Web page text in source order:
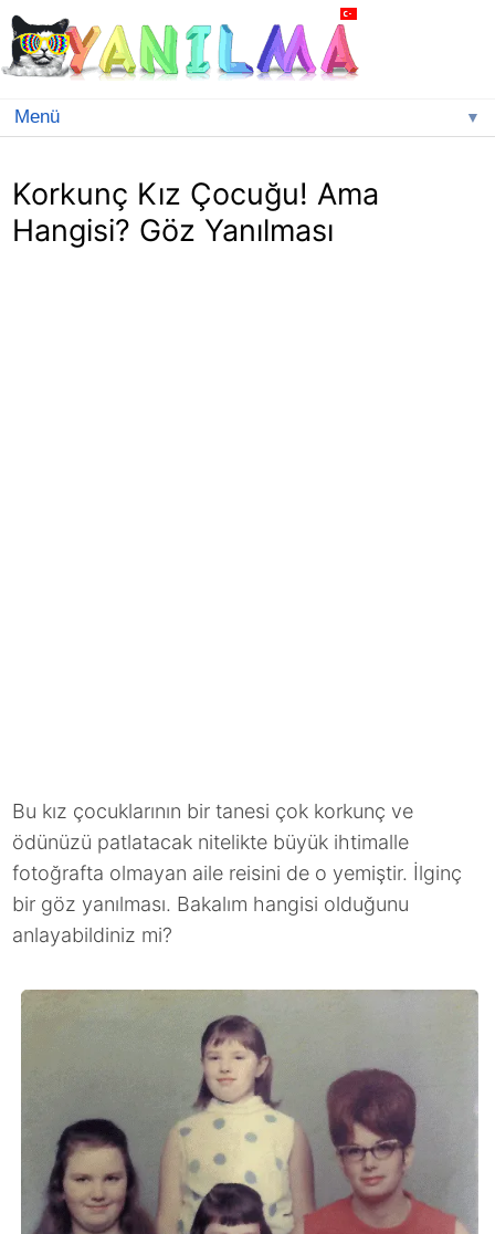
▼
Korkunç Kız Çocuğu! Ama
Hangisi? Göz Yanılması
Bu kız çocuklarının bir tanesi çok korkunç ve
ödünüzü patlatacak nitelikte büyük ihtimalle
fotoğrafta olmayan aile reisini de o yemiştir. İlginç
bir göz yanılması. Bakalım hangisi olduğunu
anlayabildiniz mi?